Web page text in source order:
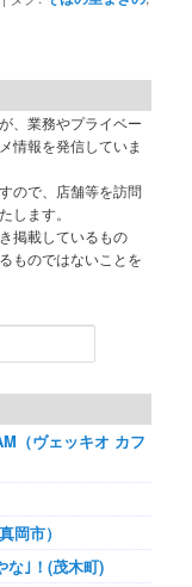
、業務やプライベー
情報を発信していま
ので、店舗等を訪問
します。
掲載しているもの
ものではないことを
（ヴェッキオ カフ
岡市）
な｣！(茂木町)